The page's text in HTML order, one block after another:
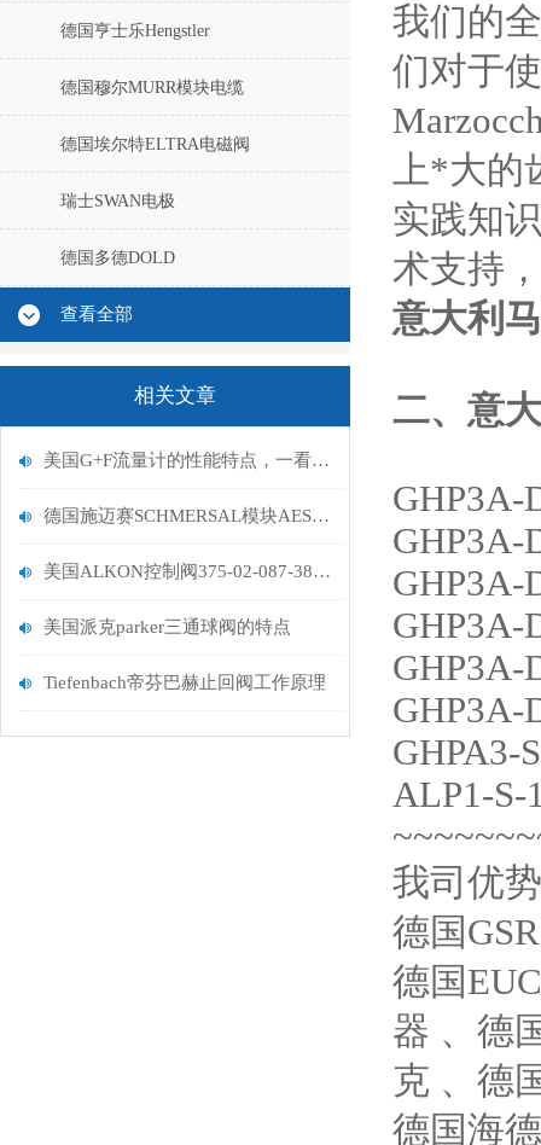
德国亨士乐Hengstler
德国穆尔MURR模块电缆
德国埃尔特ELTRA电磁阀
瑞士SWAN电极
德国多德DOLD
查看全部
相关文章
美国G+F流量计的性能特点，一看便知
德国施迈赛SCHMERSAL模块AES 1235已停产
美国ALKON控制阀375-02-087-38-5原厂进口
美国派克parker三通球阀的特点
Tiefenbach帝芬巴赫止回阀工作原理
我们的
们对于
上*大的
实践知
术支持
意大利
二、 意
GHP3A-
GHP3A-
GHP3A-
GHP3A-
GHP3A-
GHP3A-
GHPA3-
ALP1-S-
我司优势
德国
德国
器 、德
克 、德
德国海